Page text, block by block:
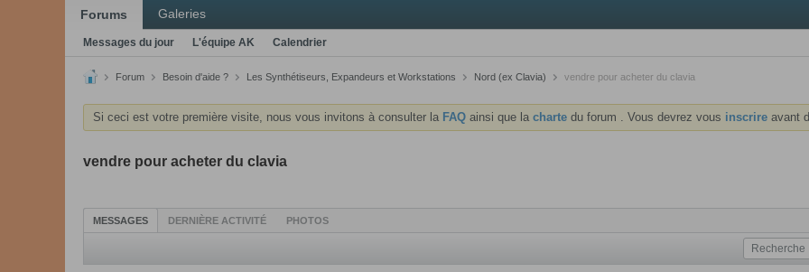
Forums Galeries
Messages du jour L'équipe AK Calendrier
Forum Besoin d'aide ? Les Synthétiseurs, Expandeurs et Workstations Nord (ex Clavia) vendre pour acheter du clavia
Si ceci est votre première visite, nous vous invitons à consulter la FAQ ainsi que la charte du forum . Vous devrez vous inscrire avant
vendre pour acheter du clavia
MESSAGES DERNIÈRE ACTIVITÉ PHOTOS